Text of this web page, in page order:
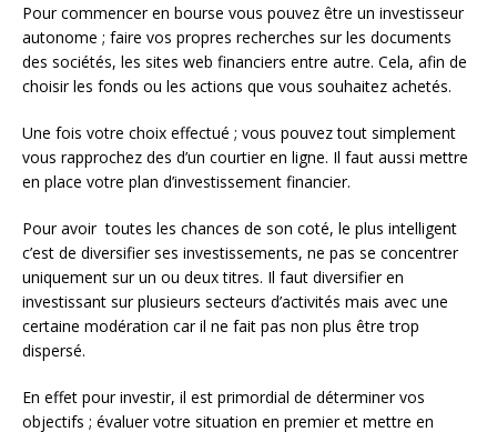
Pour commencer en bourse vous pouvez être un investisseur
autonome ; faire vos propres recherches sur les documents
des sociétés, les sites web financiers entre autre. Cela, afin de
choisir les fonds ou les actions que vous souhaitez achetés.
Une fois votre choix effectué ; vous pouvez tout simplement
vous rapprochez des d’un courtier en ligne. Il faut aussi mettre
en place votre plan d’investissement financier.
Pour avoir toutes les chances de son coté, le plus intelligent
c’est de diversifier ses investissements, ne pas se concentrer
uniquement sur un ou deux titres. Il faut diversifier en
investissant sur plusieurs secteurs d’activités mais avec une
certaine modération car il ne fait pas non plus être trop
dispersé.
En effet pour investir, il est primordial de déterminer vos
objectifs ; évaluer votre situation en premier et mettre en